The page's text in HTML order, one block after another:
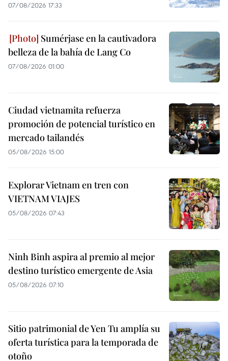
07/08/2026 17:33
Sumérjase en la cautivadora
belleza de la bahía de Lang Co
07/08/2026 01:00
Ciudad vietnamita refuerza
promoción de potencial turístico en
mercado tailandés
05/08/2026 15:00
Explorar Vietnam en tren con
VIETNAM VIAJES
05/08/2026 07:43
Ninh Binh aspira al premio al mejor
destino turístico emergente de Asia
05/08/2026 07:10
Sitio patrimonial de Yen Tu amplía su
oferta turística para la temporada de
otoño